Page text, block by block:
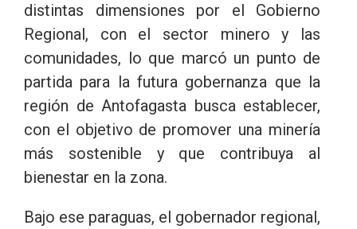
distintas dimensiones por el Gobierno
Regional, con el sector minero y las
comunidades, lo que marcó un punto de
partida para la futura gobernanza que la
región de Antofagasta busca establecer,
con el objetivo de promover una minería
más sostenible y que contribuya al
bienestar en la zona.
Bajo ese paraguas, el gobernador regional,